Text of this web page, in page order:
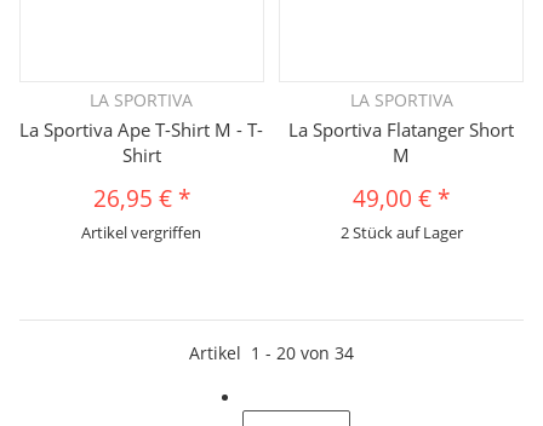
LA SPORTIVA
La Sportiva Ape T-Shirt M - T-
Shirt
26,95 € *
Artikel vergriffen
LA SPORTIVA
La Sportiva Flatanger Short
M
49,00 € *
2 Stück auf Lager
Artikel 1 - 20 von 34